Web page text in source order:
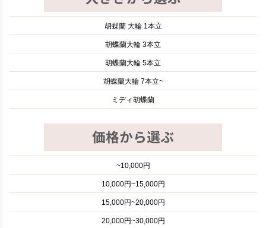
胡蝶蘭 大輪 1本立
胡蝶蘭大輪 3本立
胡蝶蘭大輪 5本立
胡蝶蘭大輪 7本立~
ミディ胡蝶蘭
~10,000円
10,000円~15,000円
15,000円~20,000円
20,000円~30,000円